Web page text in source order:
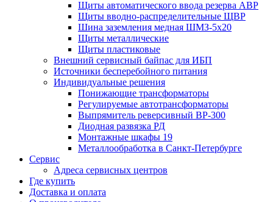
Щиты автоматического ввода резерва АВР
Щиты вводно-распределительные ЩВР
Шина заземления медная ШМЗ-5х20
Щиты металлические
Щиты пластиковые
Внешний сервисный байпас для ИБП
Источники бесперебойного питания
Индивидуальные решения
Понижающие трансформаторы
Регулируемые автотрансформаторы
Выпрямитель реверсивный ВР-300
Диодная развязка РД
Монтажные шкафы 19
Металлообработка в Санкт-Петербурге
Сервис
Адреса сервисных центров
Где купить
Доставка и оплата